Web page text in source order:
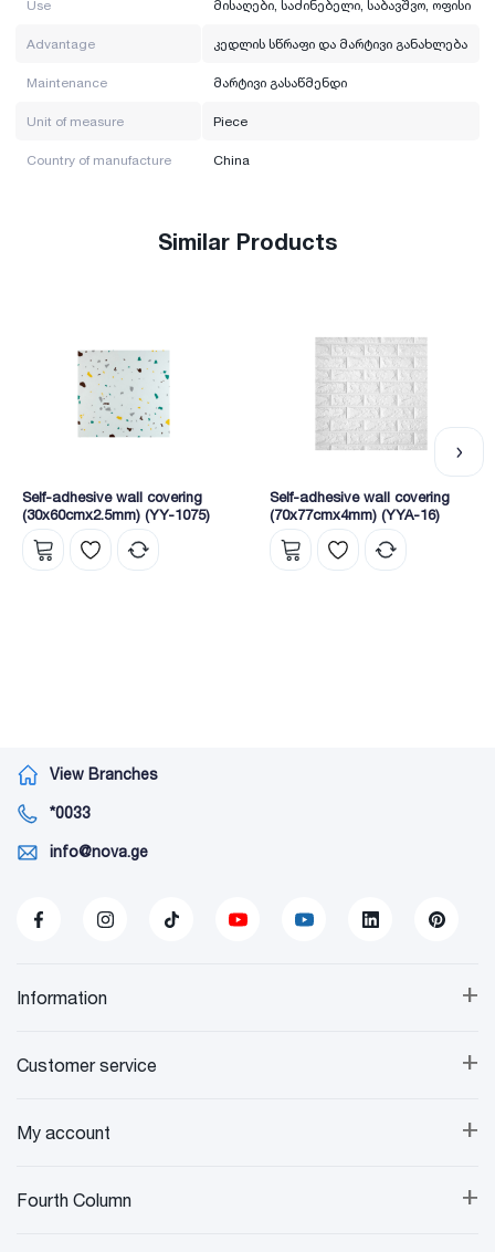
Use მისაღები, საძინებელი, საბავშვო, ოფისი
Advantage კედლის სწრაფი და მარტივი განახლება
Maintenance მარტივი გასაწმენდი
Unit of measure Piece
Country of manufacture China
Similar Products
Self-adhesive wall covering
(30x60cmx2.5mm) (YY-1075)
Self-adhesive wall covering
(70x77cmx4mm) (YYA-16)
View Branches
*0033
info@nova.ge
+
Information
+
Customer service
+
My account
+
Fourth Column